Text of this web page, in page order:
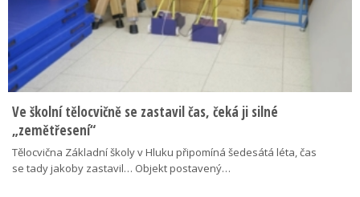
Ve školní tělocvičně se zastavil čas, čeká ji silné
„zemětřesení“
Tělocvična Základní školy v Hluku připomíná šedesátá léta, čas
se tady jakoby zastavil… Objekt postavený…